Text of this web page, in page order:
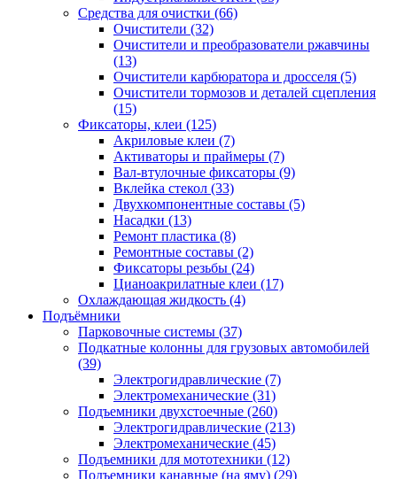
Средства для очистки (66)
Очистители (32)
Очистители и преобразователи ржавчины
(13)
Очистители карбюратора и дросселя (5)
Очистители тормозов и деталей сцепления
(15)
Фиксаторы, клеи (125)
Акриловые клеи (7)
Активаторы и праймеры (7)
Вал-втулочные фиксаторы (9)
Вклейка стекол (33)
Двухкомпонентные составы (5)
Насадки (13)
Ремонт пластика (8)
Ремонтные составы (2)
Фиксаторы резьбы (24)
Цианоакрилатные клеи (17)
Охлаждающая жидкость (4)
Подъёмники
Парковочные системы (37)
Подкатные колонны для грузовых автомобилей
(39)
Электрогидравлические (7)
Электромеханические (31)
Подъемники двухстоечные (260)
Электрогидравлические (213)
Электромеханические (45)
Подъемники для мототехники (12)
Подъемники канавные (на яму) (29)